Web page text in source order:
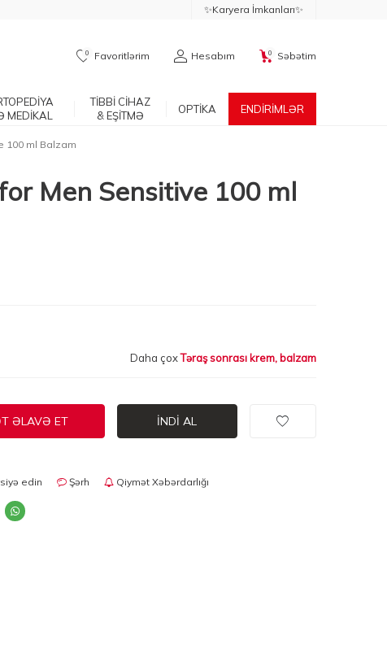
✨Karyera İmkanları✨
0 Favoritlərim Hesabım 0 Səbətim
MEDİKAL
TİBBİ CİHAZ
& EŞİTMƏ
OPTİKA ENDİRİMLƏR
100 ml Balzam
Men Sensitive 100 ml
Daha çoxTəraş sonrası krem, balzam
ƏLAVƏ ET İNDI AL
edin Şərh Qiymət Xəbərdarlığı